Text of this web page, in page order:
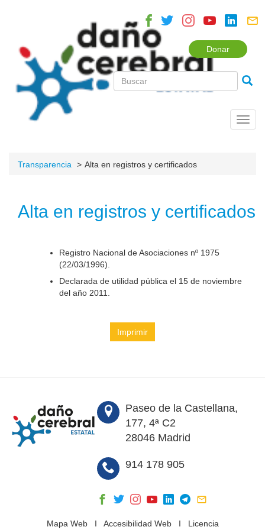
Donar
Transparencia Alta en registros y certificados
Alta en registros y certificados
Registro Nacional de Asociaciones nº 1975
(22/03/1996).
Declarada de utilidad pública el 15 de noviembre
del año 2011.
Imprimir
Paseo de la Castellana,
177, 4ª C2
28046 Madrid
914 178 905
Mapa WebI Accesibilidad WebI Licencia